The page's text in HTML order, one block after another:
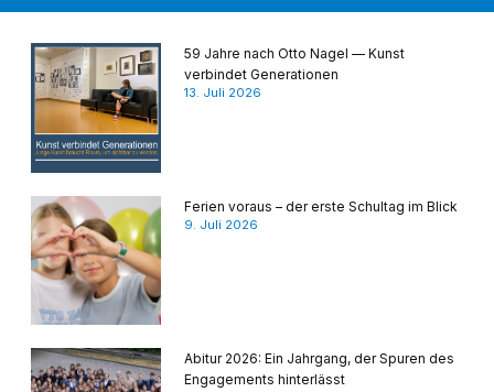
59 Jahre nach Otto Nagel — Kunst
verbindet Generationen
13. Juli 2026
Ferien voraus – der erste Schultag im Blick
9. Juli 2026
Abitur 2026: Ein Jahrgang, der Spuren des
Engagements hinterlässt